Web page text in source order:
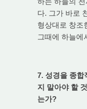
다. 그가 바로
형상대로 창조
그때에 하늘에
7. 성경을 종합
지 말아야 할
는가?